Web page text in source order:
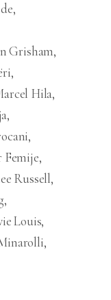
Grisham
Hila
Femije
Russell
Louis